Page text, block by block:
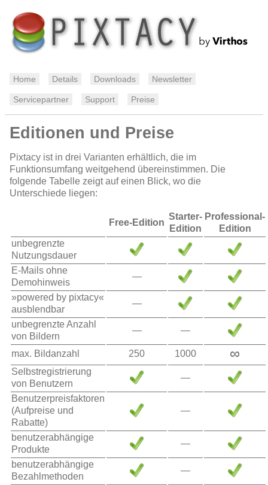
Home Details Downloads Newsletter
Servicepartner Support Preise
Editionen und Preise
Pixtacy ist in drei Varianten erhältlich, die im
Funktionsumfang weitgehend übereinstimmen. Die
folgende Tabelle zeigt auf einen Blick, wo die
Unterschiede liegen:
Free-Edition
Starter-
Edition
Professional-
Edition
unbegrenzte
Nutzungsdauer
E-Mails ohne
Demohinweis
—
»powered by pixtacy«
ausblendbar
—
unbegrenzte Anzahl
von Bildern
— —
max. Bildanzahl 250 1000 ∞
Selbstregistrierung
von Benutzern
—
Benutzerpreisfaktoren
(Aufpreise und
Rabatte)
—
benutzerabhängige
Produkte
—
benutzerabhängige
Bezahlmethoden
—